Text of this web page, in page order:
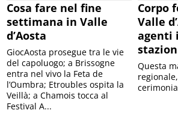
Cosa fare nel fine
settimana in Valle
d’Aosta
GiocAosta prosegue tra le vie
del capoluogo; a Brissogne
entra nel vivo la Feta de
l’Oumbra; Etroubles ospita la
Veillà; a Chamois tocca al
Festival A...
Corpo
Valle
agenti
Questa